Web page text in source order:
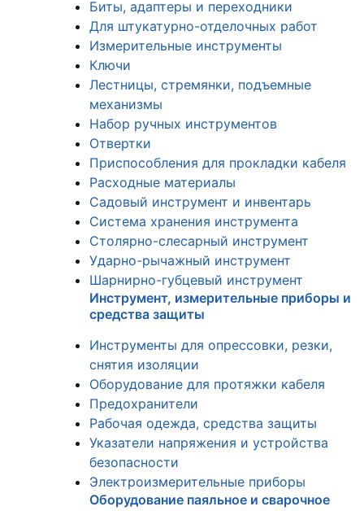
Биты, адаптеры и переходники
Для штукатурно-отделочных работ
Измерительные инструменты
Ключи
Лестницы, стремянки, подъемные
механизмы
Набор ручных инструментов
Отвертки
Приспособления для прокладки кабеля
Расходные материалы
Садовый инструмент и инвентарь
Система хранения инструмента
Столярно-слесарный инструмент
Ударно-рычажный инструмент
Шарнирно-губцевый инструмент
Инструмент, измерительные приборы и
средства защиты
Инструменты для опрессовки, резки,
снятия изоляции
Оборудование для протяжки кабеля
Предохранители
Рабочая одежда, средства защиты
Указатели напряжения и устройства
безопасности
Электроизмерительные приборы
Оборудование паяльное и сварочное